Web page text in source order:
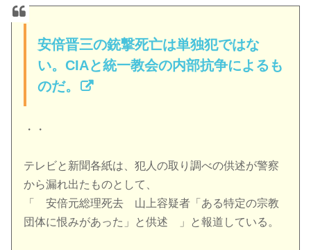
安倍晋三の銃撃死亡は単独犯ではな
い。CIAと統一教会の内部抗争によるも
のだ。
・・
テレビと新聞各紙は、犯人の取り調べの供述が警察
から漏れ出たものとして、
「 安倍元総理死去 山上容疑者「ある特定の宗教
団体に恨みがあった」と供述 」と報道している。